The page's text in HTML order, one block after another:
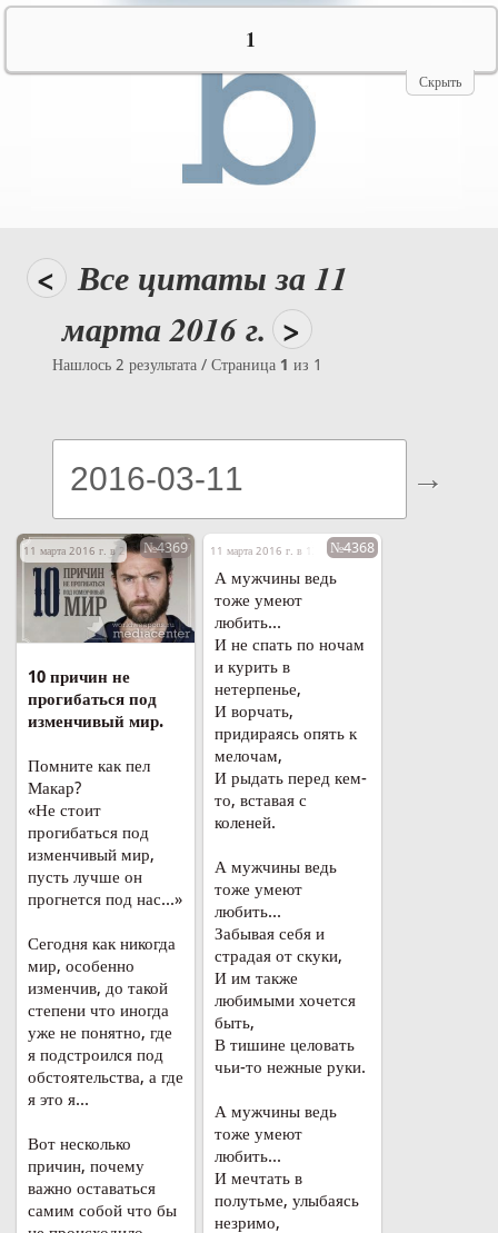
< Все цитаты за 11
марта 2016 г. >
Нашлось 2 результата / Страница 1 из 1
11 марта 2016 г. в 21:26№4369
10 причин не
прогибаться под
изменчивый мир.
Помните как пел
Макар?
«Не стоит
прогибаться под
изменчивый мир,
пусть лучше он
прогнется под нас...»
Сегодня как никогда
мир, особенно
изменчив, до такой
степени что иногда
уже не понятно, где
я подстроился под
обстоятельства, а где
я это я...
Вот несколько
причин, почему
важно оставаться
самим собой что бы
11 марта 2016 г. в 13:12№4368
А мужчины ведь
тоже умеют
любить...
И не спать по ночам
и курить в
нетерпенье,
И ворчать,
придираясь опять к
мелочам,
И рыдать перед кем-
то, вставая с
коленей.
А мужчины ведь
тоже умеют
любить...
Забывая себя и
страдая от скуки,
И им также
любимыми хочется
быть,
В тишине целовать
чьи-то нежные руки.
А мужчины ведь
тоже умеют
любить...
И мечтать в
полутьме, улыбаясь
незримо,
Скрыть
1